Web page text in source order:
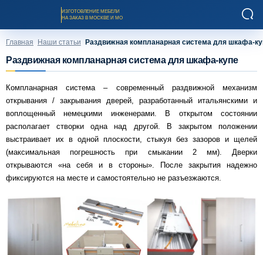
ИЗГОТОВЛЕНИЕ МЕБЕЛИ
НА ЗАКАЗ В МОСКВЕ И МО
Заказать звонок
Каталог мебели на заказ
О компании
Рассрочка и кредит
Главная Наши статьи Раздвижная компланарная система для шкафа-
Раздвижная компланарная система для шкафа-купе
Компланарная система – современный раздвижной механизм
открывания / закрывания дверей, разработанный итальянскими и
воплощенный немецкими инженерами. В открытом состоянии
располагает створки одна над другой. В закрытом положении
выстраивает их в одной плоскости, стыкуя без зазоров и щелей
(максимальная погрешность при смыкании 2 мм). Дверки
открываются «на себя и в стороны». После закрытия надежно
фиксируются на месте и самостоятельно не разъезжаются.